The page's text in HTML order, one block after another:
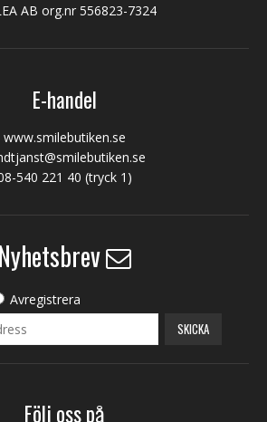
AB org.nr 556823-7324
E-handel
www.smilebutiken.se
540 221 40 (tryck 1)
Nyhetsbrev
Avregistrera
SKICKA
Följ oss på